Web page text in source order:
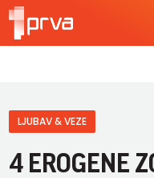
LJUBAV & VEZE
4 EROGENE